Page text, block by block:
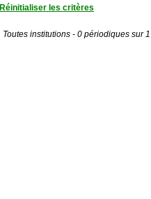
Réinitialiser les critères
Toutes institutions - 0 périodiques sur